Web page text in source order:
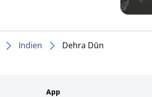
Indien Dehra Dūn
App